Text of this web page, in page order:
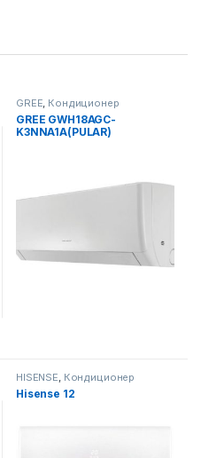
GREE, Кондиционер
GREE GWH18AGC-
K3NNA1A(PULAR)
HISENSE, Кондиционер
Hisense 12